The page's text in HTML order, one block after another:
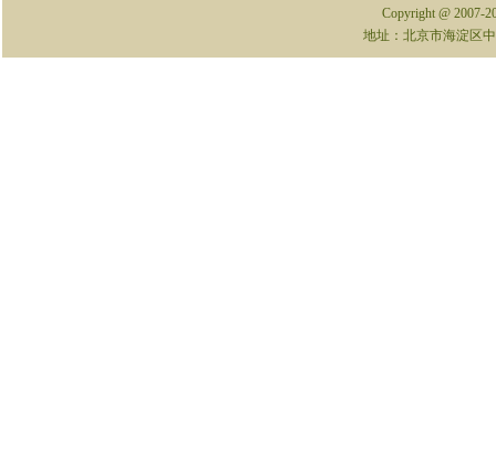
Copyright @ 2007-
地址：北京市海淀区